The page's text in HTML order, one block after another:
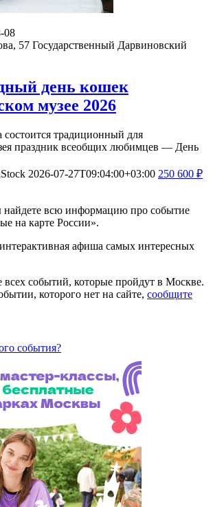
08
57 Государственный Дарвиновский
день кошек
музее 2026
состоится традиционный для
праздник всеобщих любимцев — День
2026-07-27T09:04:00+03:00 250 600 ₽
всю информацию про событие
на карте России».
афиша самых интересных
всех событий, которые пройдут в Москве.
которого нет на сайте, сообщите
события?